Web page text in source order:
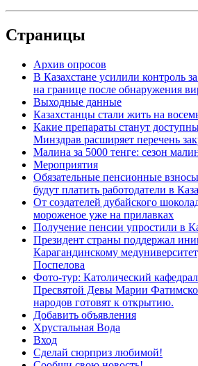
Страницы
Архив опросов
В Казахстане усилили контроль
на границе после обнаружения
Выходные данные
Казахстанцы стали жить на
Какие препараты станут
Минздрав расширяет перечень
Малина за 5000 тенге: сезон
Мероприятия
Обязательные пенсионные
будут платить работодатели в
От создателей дубайского
мороженое уже на прилавках
Получение пенсии упростили в
Президент страны поддержал
Карагандинскому
Поспелова
Фото-тур: Католический
Пресвятой Девы Марии
народов готовят к открытию.
Добавить объявления
Хрустальная Вода
Вход
Сделай сюрприз любимой!